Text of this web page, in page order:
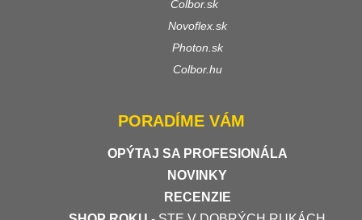
Colbor.sk
Novoflex.sk
Photon.sk
Colbor.hu
PORADÍME VÁM
OPÝTAJ SA PROFESIONÁLA
NOVINKY
RECENZIE